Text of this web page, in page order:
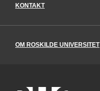
KONTAKT
OM ROSKILDE UNIVERSITET